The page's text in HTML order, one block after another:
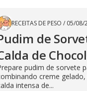
RECEITAS DE PESO / 05/08/
de
de
pudim de sorvete
creme
intensa de...